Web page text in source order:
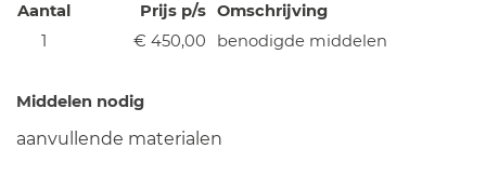
Aantal
Prijs p/s Omschrijving
1
€ 450,00 benodigde middelen
Middelen nodig
aanvullende materialen